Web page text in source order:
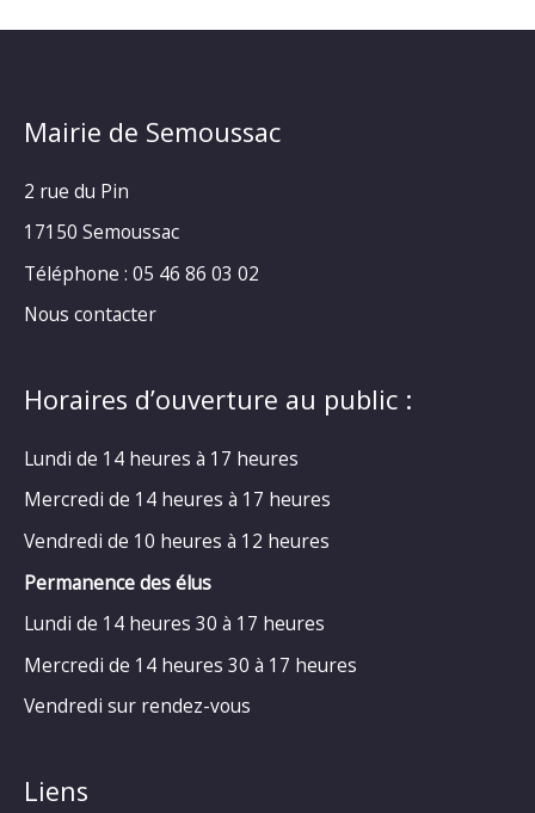
Mairie de Semoussac
2 rue du Pin
17150 Semoussac
Téléphone : 05 46 86 03 02
Nous contacter
Horaires d’ouverture au public :
Lundi de 14 heures à 17 heures
Mercredi de 14 heures à 17 heures
Vendredi de 10 heures à 12 heures
Permanence des élus
Lundi de 14 heures 30 à 17 heures
Mercredi de 14 heures 30 à 17 heures
Vendredi sur rendez-vous
Liens